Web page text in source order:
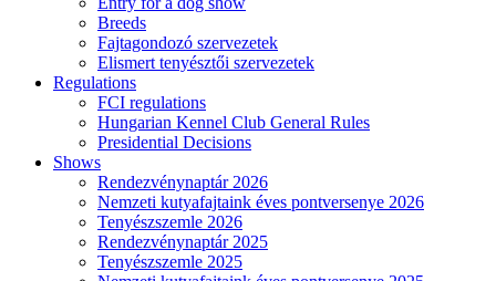
Breeds
Fajtagondozó szervezetek
Elismert tenyésztői szervezetek
Regulations
FCI regulations
Hungarian Kennel Club General Rules
Presidential Decisions
Shows
Rendezvénynaptár 2026
Nemzeti kutyafajtaink éves pontversenye 2026
Tenyészszemle 2026
Rendezvénynaptár 2025
Tenyészszemle 2025